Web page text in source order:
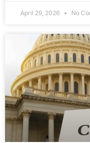
April 29, 2026 No